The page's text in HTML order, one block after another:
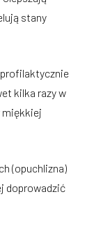
stany
kilka razy w
miękkiej
(opuchlizna)
doprowadzić